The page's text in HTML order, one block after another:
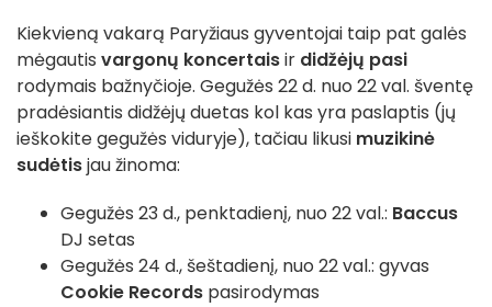
Kiekvieną vakarą Paryžiaus gyventojai taip pat galės
mėgautis vargonų koncertaisir didžėjų pasi
rodymais bažnyčioje. Gegužės 22 d. nuo 22 val. šventę
pradėsiantis didžėjų duetas kol kas yra paslaptis (jų
ieškokite gegužės viduryje), tačiau likusi muzikinė
sudėtisjau žinoma:
Gegužės 23 d., penktadienį, nuo 22 val.: Baccus
DJ setas
Gegužės 24 d., šeštadienį, nuo 22 val.: gyvas
Cookie Records pasirodymas